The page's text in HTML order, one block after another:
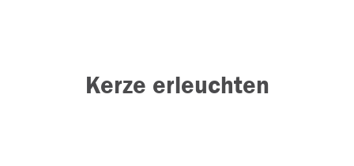
Kerze erleuchten